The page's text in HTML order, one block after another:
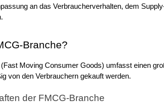
an das Verbraucherverhalten, dem
Branche?
Moving Consumer Goods) umfasst einen
von den Verbrauchern gekauft werden.
der FMCG-Branche